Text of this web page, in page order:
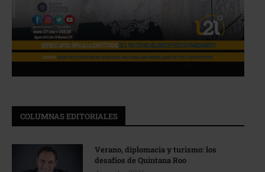
COLUMNAS EDITORIALES
Verano, diplomacia y turismo: los
desafíos de Quintana Roo